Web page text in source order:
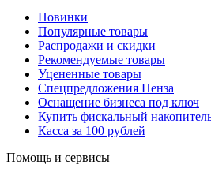
Новинки
Популярные товары
Распродажи и скидки
Рекомендуемые товары
Уцененные товары
Спецпредложения Пенза
Оснащение бизнеса под ключ
Купить фискальный
Касса за 100 рублей
Помощь и сервисы